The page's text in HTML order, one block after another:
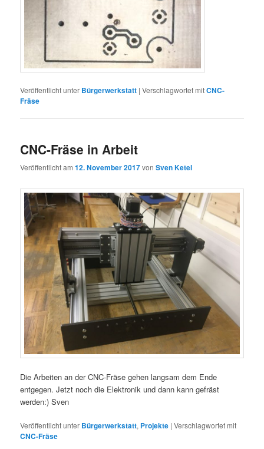
Veröffentlicht unter Bürgerwerkstatt |Verschlagwortet mitCNC-
Fräse
CNC-Fräse in Arbeit
Veröffentlicht am12. November 2017vonSven Ketel
Die Arbeiten an der CNC-Fräse gehen langsam dem Ende
entgegen. Jetzt noch die Elektronik und dann kann gefräst
werden:) Sven
Veröffentlicht unter Bürgerwerkstatt, Projekte |Verschlagwortet mit
CNC-Fräse